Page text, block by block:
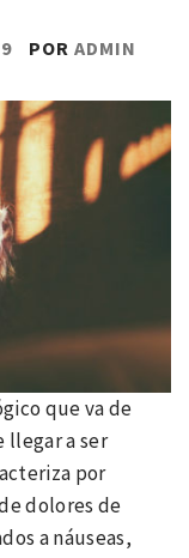
POR ADMIN
que va de
llegar a ser
por
dolores de
a náuseas,